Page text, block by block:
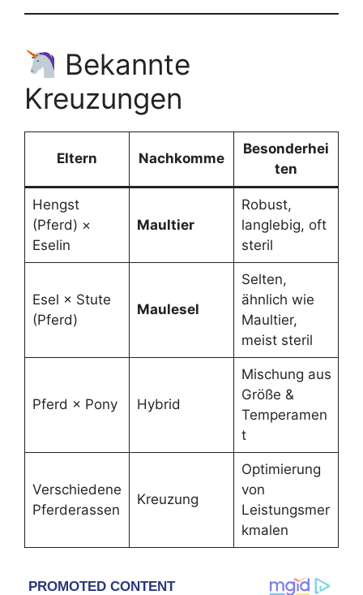
Bekannte
Kreuzungen
Eltern Nachkomme
Besonderhei
ten
Hengst
(Pferd) ×
Eselin
Maultier
Robust,
langlebig, oft
steril
Esel × Stute
(Pferd)
Maulesel
Selten,
ähnlich wie
Maultier,
meist steril
Pferd × Pony Hybrid
Mischung aus
Größe &
Temperamen
t
Verschiedene
Pferderassen
Kreuzung
Optimierung
von
Leistungsmer
kmalen